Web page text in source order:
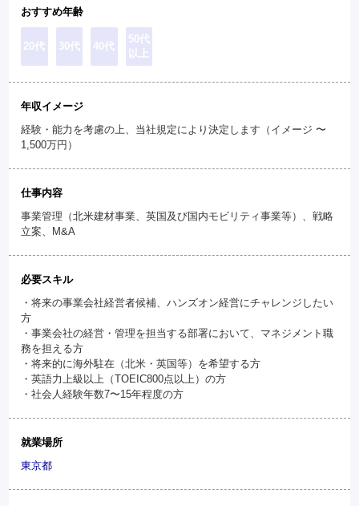
おすすめ年齢
20代 30代 40代
50代
以上
年収イメージ
経験・能力を考慮の上、当社規定により決定します（イメージ 〜
1,500万円）
仕事内容
事業管理（北米建材事業、英国及び国内モビリティ事業等）、戦略
立案、M&A
必要スキル
・将来の事業会社経営者候補、ハンズオン経営にチャレンジしたい
方
・事業会社の経営・管理を担当する部署において、マネジメント職
務を担える方
・将来的に海外駐在（北米・英国等）を希望する方
・英語力上級以上（TOEIC800点以上）の方
・社会人経験年数7〜15年程度の方
就業場所
東京都